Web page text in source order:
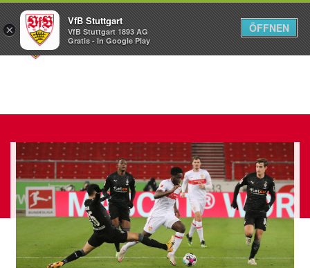
Menü
×
VfB Stuttgart
VfB Stuttgart 1893 AG
Gratis - In Google Play
ÖFFNEN